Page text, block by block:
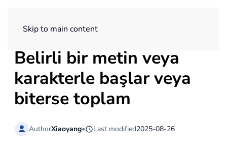
Skip to main content
Belirli bir metin veya
karakterle başlar veya
biterse toplam
AuthorXiaoyang• Last modified2025-08-26